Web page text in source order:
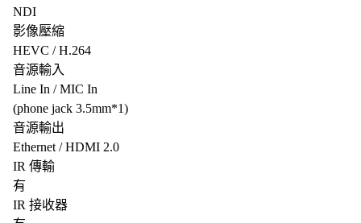
NDI
影像壓縮
HEVC / H.264
音源輸入
Line In / MIC In
(phone jack 3.5mm*1)
音源輸出
Ethernet / HDMI 2.0
IR 傳輸
有
IR 接收器